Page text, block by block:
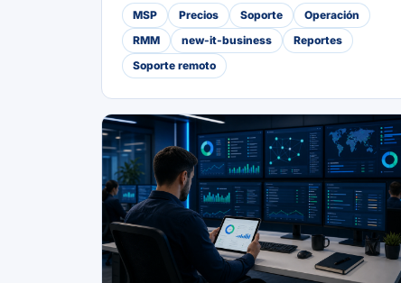
MSP Precios Soporte
Operación
RMM
new-it-business
Reportes
Soporte remoto